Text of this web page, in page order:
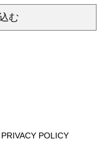
む
PRIVACY POLICY